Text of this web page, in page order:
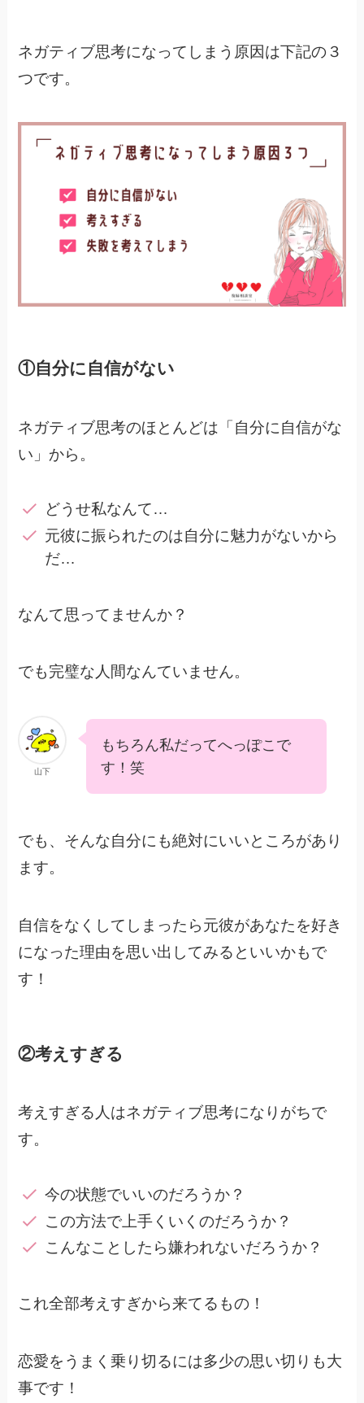
ネガティブ思考になってしまう原因は下記の３
つです。
①自分に自信がない
ネガティブ思考のほとんどは「自分に自信がな
い」から。
どうせ私なんて…
元彼に振られたのは自分に魅力がないから
だ…
なんて思ってませんか？
でも完璧な人間なんていません。
山下
もちろん私だってへっぽこで
す！笑
でも、そんな自分にも絶対にいいところがあり
ます。
自信をなくしてしまったら元彼があなたを好き
になった理由を思い出してみるといいかもで
す！
②考えすぎる
考えすぎる人はネガティブ思考になりがちで
す。
今の状態でいいのだろうか？
この方法で上手くいくのだろうか？
こんなことしたら嫌われないだろうか？
これ全部考えすぎから来てるもの！
恋愛をうまく乗り切るには多少の思い切りも大
事です！